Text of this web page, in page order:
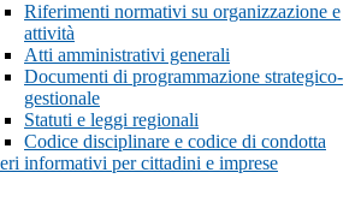
Riferimenti normativi su organizzazione e
attività
Atti amministrativi generali
Documenti di programmazione strategico-
gestionale
Statuti e leggi regionali
Codice disciplinare e codice di condotta
informativi per cittadini e imprese